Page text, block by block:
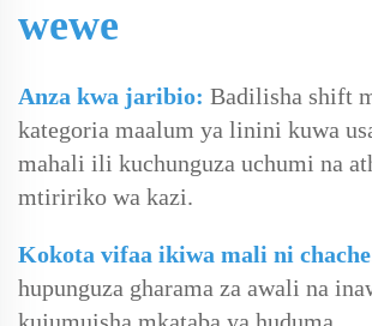
wewe
Anza kwa jaribio: Badilisha shift
kategoria maalum ya linini kuwa
mahali ili kuchunguza uchumi na
mtiririko wa kazi.
Kokota vifaa ikiwa mali ni
hupunguza gharama za awali na